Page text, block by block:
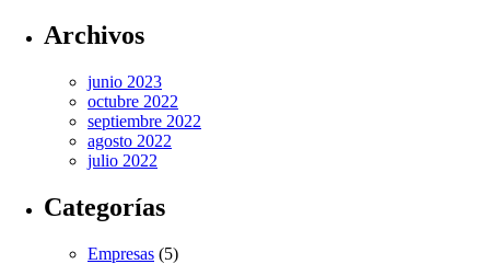
Archivos
junio 2023
octubre 2022
septiembre 2022
agosto 2022
julio 2022
Categorías
Empresas (5)